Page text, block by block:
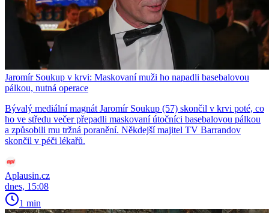
Jaromír Soukup v krvi: Maskovaní muži ho napadli basebalovou
pálkou, nutná operace
Bývalý mediální magnát Jaromír Soukup (57) skončil v krvi poté, co
ho ve středu večer přepadli maskovaní útočníci basebalovou pálkou
a způsobili mu tržná poranění. Někdejší majitel TV Barrandov
skončil v péči lékařů.
Aplausin.cz
dnes, 15:08
1 min